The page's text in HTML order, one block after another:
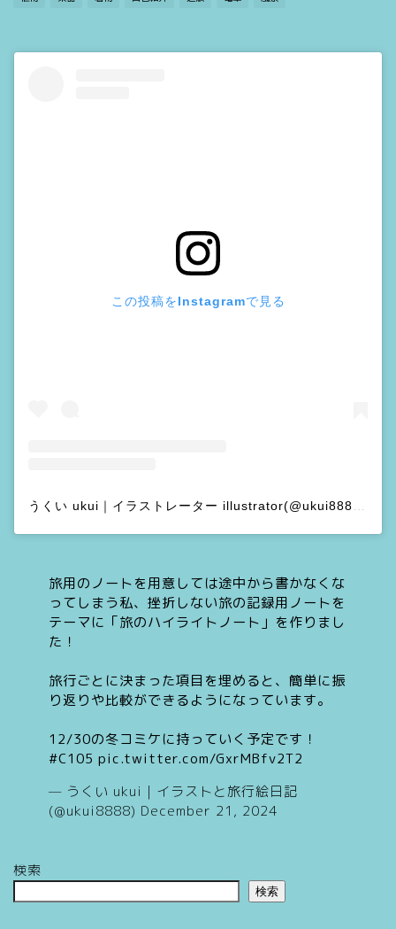
この投稿をInstagramで見る
旅用のノートを用意しては途中から書かなくな
ってしまう私、挫折しない旅の記録用ノートを
テーマに「旅のハイライトノート」を作りまし
た！
旅行ごとに決まった項目を埋めると、簡単に振
り返りや比較ができるようになっています。
12/30の冬コミケに持っていく予定です！
#C105 pic.twitter.com/GxrMBfv2T2
— うくい ukui｜イラストと旅行絵日記
(@ukui8888) December 21, 2024
検索
検索